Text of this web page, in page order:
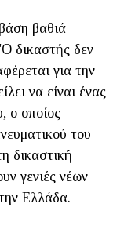
βαθιά
δικαστής δεν
για την
να είναι ένας
ο οποίος
του
δικαστική
γενιές νέων
Ελλάδα.